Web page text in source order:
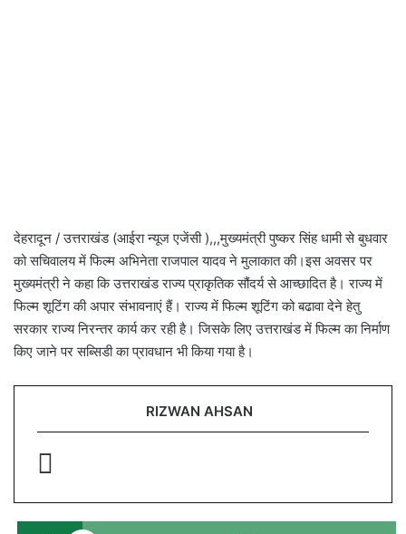
देहरादून / उत्तराखंड (आईरा न्यूज एजेंसी ),,,मुख्यमंत्री पुष्कर सिंह धामी से बुधवार
को सचिवालय में फिल्म अभिनेता राजपाल यादव ने मुलाकात की।इस अवसर पर
मुख्यमंत्री ने कहा कि उत्तराखंड राज्य प्राकृतिक सौंदर्य से आच्छादित है। राज्य में
फिल्म शूटिंग की अपार संभावनाएं हैं। राज्य में फिल्म शूटिंग को बढावा देने हेतु
सरकार राज्य निरन्तर कार्य कर रही है। जिसके लिए उत्तराखंड में फिल्म का निर्माण
किए जाने पर सब्सिडी का प्रावधान भी किया गया है।
RIZWAN AHSAN